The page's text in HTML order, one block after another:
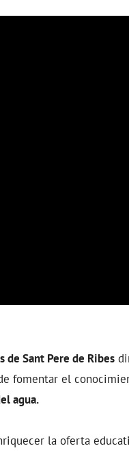
de Sant Pere de Ribes
fomentar el
agua.
la oferta